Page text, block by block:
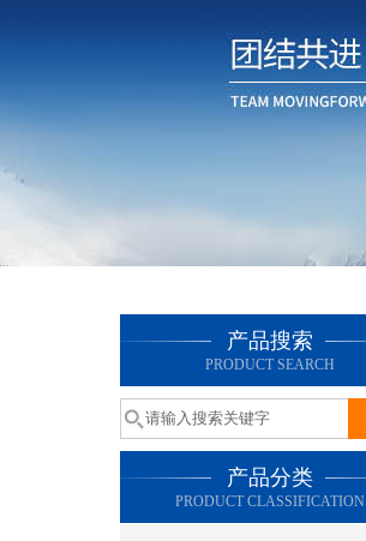
产品搜索
PRODUCT SEARCH
产品分类
PRODUCT CLASSIFICATION